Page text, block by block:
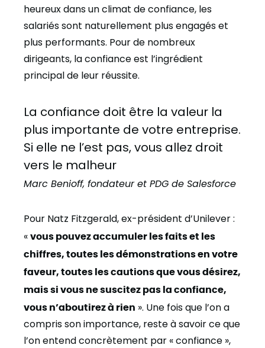
heureux dans un climat de confiance, les
salariés sont naturellement plus engagés et
plus performants. Pour de nombreux
dirigeants, la confiance est l’ingrédient
principal de leur réussite.
La confiance doit être la valeur la
plus importante de votre entreprise.
Si elle ne l’est pas, vous allez droit
vers le malheur
Marc Benioff, fondateur et PDG de Salesforce
Pour Natz Fitzgerald, ex-président d’Unilever :
« vous pouvez accumuler les faits et les
chiffres, toutes les démonstrations en votre
faveur, toutes les cautions que vous désirez,
mais si vous ne suscitez pas la confiance,
vous n’aboutirez à rien ». Une fois que l’on a
compris son importance, reste à savoir ce que
l’on entend concrètement par « confiance »,